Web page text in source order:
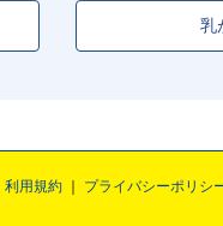
乳
利用規約 プライバシーポリシ